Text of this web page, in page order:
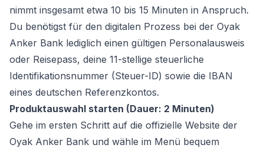
nimmt insgesamt etwa 10 bis 15 Minuten in Anspruch.
Du benötigst für den digitalen Prozess bei der Oyak
Anker Bank lediglich einen gültigen Personalausweis
oder Reisepass, deine 11-stellige steuerliche
Identifikationsnummer (Steuer-ID) sowie die IBAN
eines deutschen Referenzkontos.
Produktauswahl starten (Dauer: 2 Minuten)
Gehe im ersten Schritt auf die offizielle Website der
Oyak Anker Bank und wähle im Menü bequem